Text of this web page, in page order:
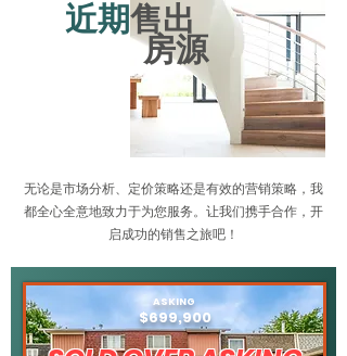
近期售出
房源
无论是市场分析、定价策略还是有效的营销策略，我
都全心全意地致力于为您服务。让我们携手合作，开
启成功的销售之旅吧！
ASKING
$699,900